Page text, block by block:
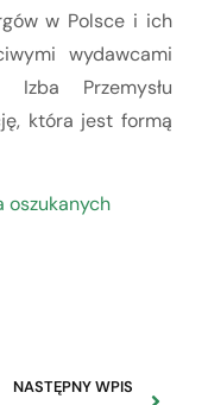
w Polsce i ich
wydawcami
Izba Przemysłu
która jest formą
oszukanych
NASTĘPNY WPIS